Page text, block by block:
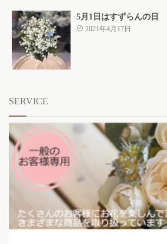
5月1日はすずらんの日
2021年4月17日
SERVICE